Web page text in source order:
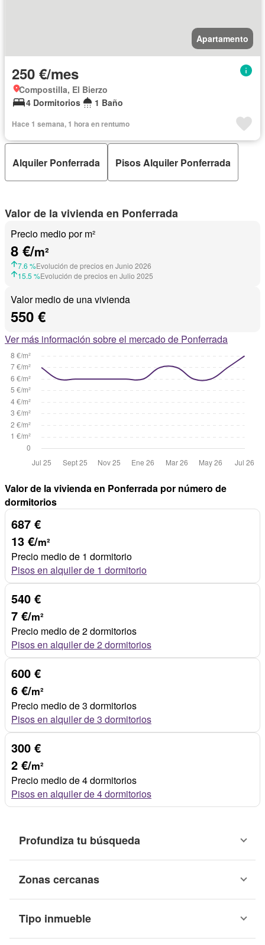
Apartamento
250 €/mes
Compostilla, El Bierzo
4 Dormitorios
1 Baño
Hace 1 semana, 1 hora en rentumo
Alquiler Ponferrada Pisos Alquiler Ponferrada
Valor de la vivienda en Ponferrada
Precio medio por m²
8 €/m²
7.6 %Evolución de precios en Junio 2026
15.5 %Evolución de precios en Julio 2025
Valor medio de una vivienda
550 €
Ver más información sobre el mercado de Ponferrada
Valor de la vivienda en Ponferrada por número de
dormitorios
687 €
13 €/m²
Precio medio de 1 dormitorio
Pisos en alquiler de 1 dormitorio
540 €
7 €/m²
Precio medio de 2 dormitorios
Pisos en alquiler de 2 dormitorios
600 €
6 €/m²
Precio medio de 3 dormitorios
Pisos en alquiler de 3 dormitorios
300 €
2 €/m²
Precio medio de 4 dormitorios
Pisos en alquiler de 4 dormitorios
Profundiza tu búsqueda
Zonas cercanas
Tipo inmueble